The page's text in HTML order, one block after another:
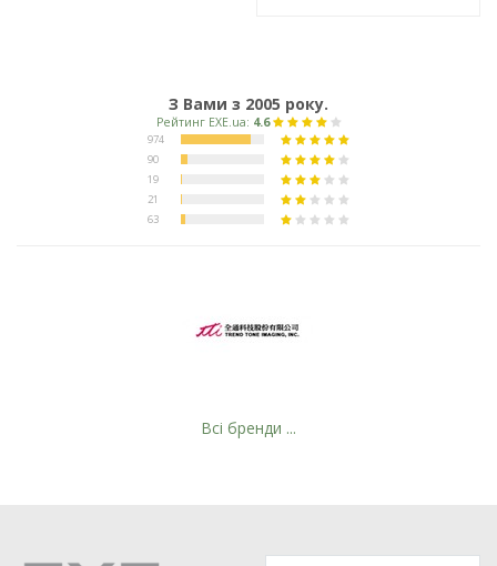
З Вами з 2005 року.
Всі бренди ...